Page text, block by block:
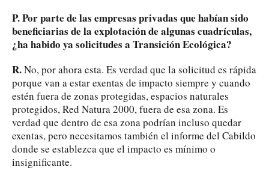
P. Por parte de las empresas privadas que habían sido
beneficiarias de la explotación de algunas cuadrículas,
¿ha habido ya solicitudes a Transición Ecológica?
R.No, por ahora esta. Es verdad que la solicitud es rápida
porque van a estar exentas de impacto siempre y cuando
estén fuera de zonas protegidas, espacios naturales
protegidos, Red Natura 2000, fuera de esa zona. Es
verdad que dentro de esa zona podrían incluso quedar
exentas, pero necesitamos también el informe del Cabildo
donde se establezca que el impacto es mínimo o
insignificante.